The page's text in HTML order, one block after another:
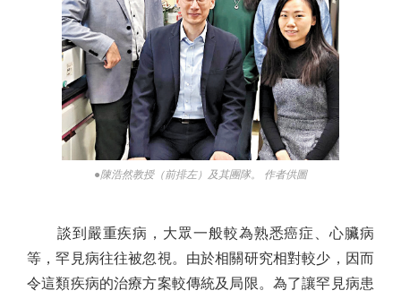
●陳浩然教授（前排左）及其團隊。 作者供圖
談到嚴重疾病，大眾一般較為熟悉癌症、心臟病
等，罕見病往往被忽視。由於相關研究相對較少，因而
令這類疾病的治療方案較傳統及局限。為了讓罕見病患